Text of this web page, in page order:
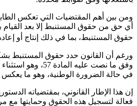
حقوق المستنبط، بما في ذلك إنتاج أو
ورغم أن القانون حدد حقوق المستنبط
في حالة الضرورة الوطنية، وهو ما يعكس
إن هذا الإطار القانوني، بمقتضياته
فعالة لتسجيل هذه الحقوق وحمايتها مع